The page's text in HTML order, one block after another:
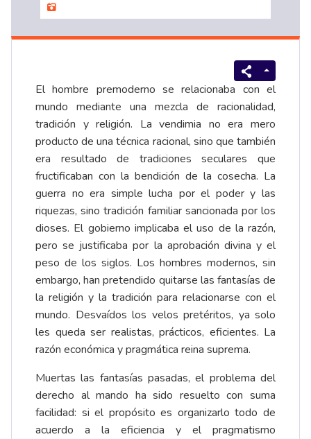
El hombre premoderno se relacionaba con el
mundo mediante una mezcla de racionalidad,
tradición y religión. La vendimia no era mero
producto de una técnica racional, sino que también
era resultado de tradiciones seculares que
fructificaban con la bendición de la cosecha. La
guerra no era simple lucha por el poder y las
riquezas, sino tradición familiar sancionada por los
dioses. El gobierno implicaba el uso de la razón,
pero se justificaba por la aprobación divina y el
peso de los siglos. Los hombres modernos, sin
embargo, han pretendido quitarse las fantasías de
la religión y la tradición para relacionarse con el
mundo. Desvaídos los velos pretéritos, ya solo
les queda ser realistas, prácticos, eficientes. La
razón económica y pragmática reina suprema.
Muertas las fantasías pasadas, el problema del
derecho al mando ha sido resuelto con suma
facilidad: si el propósito es organizarlo todo de
acuerdo a la eficiencia y el pragmatismo